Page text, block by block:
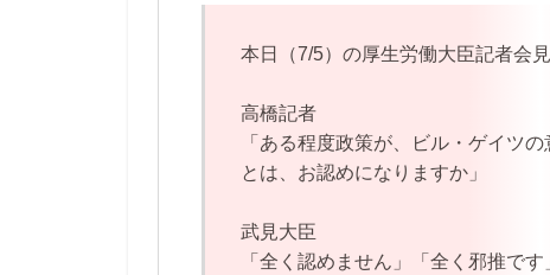
本日（7/5）の厚生労働大臣記者会
高橋記者
「ある程度政策が、ビル・ゲイツ
とは、お認めになりますか」
武見大臣
「全く認めません」「全く邪推です